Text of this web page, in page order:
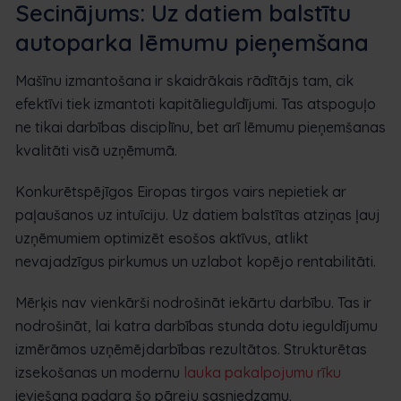
Secinājums: Uz datiem balstītu
autoparka lēmumu pieņemšana
Mašīnu izmantošana ir skaidrākais rādītājs tam, cik
efektīvi tiek izmantoti kapitālieguldījumi. Tas atspoguļo
ne tikai darbības disciplīnu, bet arī lēmumu pieņemšanas
kvalitāti visā uzņēmumā.
Konkurētspējīgos Eiropas tirgos vairs nepietiek ar
paļaušanos uz intuīciju. Uz datiem balstītas atziņas ļauj
uzņēmumiem optimizēt esošos aktīvus, atlikt
nevajadzīgus pirkumus un uzlabot kopējo rentabilitāti.
Mērķis nav vienkārši nodrošināt iekārtu darbību. Tas ir
nodrošināt, lai katra darbības stunda dotu ieguldījumu
izmērāmos uzņēmējdarbības rezultātos. Strukturētas
izsekošanas un modernu lauka pakalpojumu rīku
ieviešana padara šo pāreju sasniedzamu.